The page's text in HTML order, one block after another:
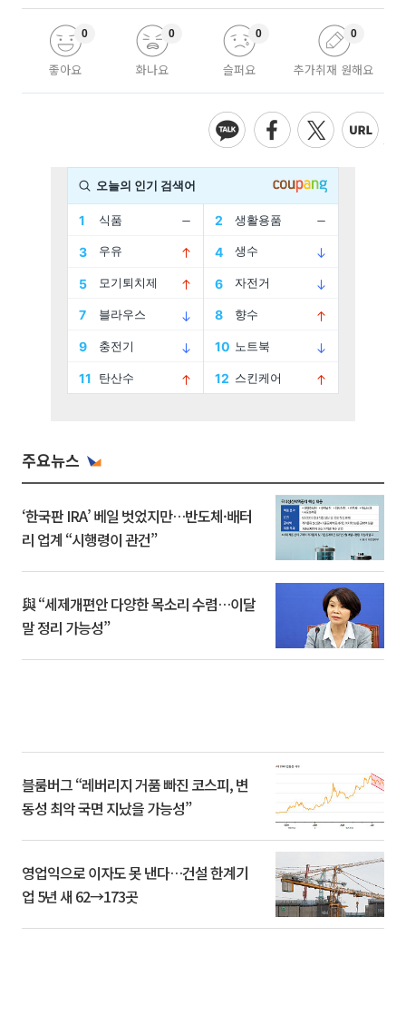
좋아요
0
화나요
0
슬퍼요
0
추가취재 원해요
0
주요뉴스
‘한국판 IRA’ 베일 벗었지만…반도체·배터
리 업계 “시행령이 관건”
與 “세제개편안 다양한 목소리 수렴…이달
말 정리 가능성”
블룸버그 “레버리지 거품 빠진 코스피, 변
동성 최악 국면 지났을 가능성”
영업익으로 이자도 못 낸다…건설 한계기
업 5년 새 62→173곳